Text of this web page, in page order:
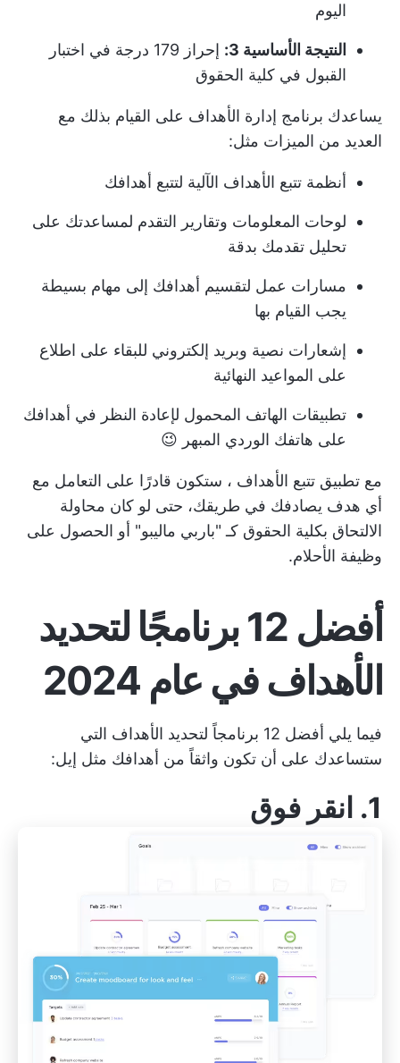
اليوم
النتيجة الأساسية 3:
إحراز 179 درجة في اختبار
القبول في كلية الحقوق
يساعدك برنامج إدارة الأهداف على القيام بذلك مع
العديد من الميزات مثل:
أنظمة تتبع الأهداف الآلية لتتبع أهدافك
لوحات المعلومات وتقارير التقدم لمساعدتك على
تحليل تقدمك بدقة
مسارات عمل لتقسيم أهدافك إلى مهام بسيطة
يجب القيام بها
إشعارات نصية وبريد إلكتروني للبقاء على اطلاع
على المواعيد النهائية
تطبيقات الهاتف المحمول لإعادة النظر في أهدافك
على هاتفك الوردي المبهر 😉
مع تطبيق تتبع الأهداف ، ستكون قادرًا على التعامل مع
أي هدف يصادفك في طريقك، حتى لو كان محاولة
الالتحاق بكلية الحقوق كـ "باربي ماليبو" أو الحصول على
وظيفة الأحلام.
أفضل 12 برنامجًا لتحديد
الأهداف في عام 2024
فيما يلي أفضل 12 برنامجاً لتحديد الأهداف التي
ستساعدك على أن تكون واثقاً من أهدافك مثل إيل:
1. انقر فوق